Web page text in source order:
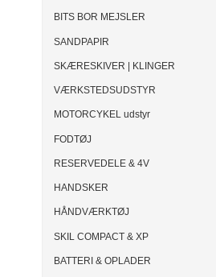
BITS BOR MEJSLER
SANDPAPIR
SKÆRESKIVER | KLINGER
VÆRKSTEDSUDSTYR
MOTORCYKEL udstyr
FODTØJ
RESERVEDELE & 4V
HANDSKER
HÅNDVÆRKTØJ
SKIL COMPACT & XP
BATTERI & OPLADER